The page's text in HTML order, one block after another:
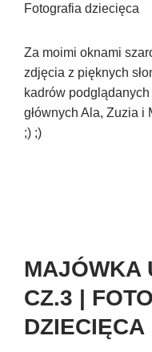
Fotografia dziecięca
Za moimi oknami
zdjęcia z pięknych
kadrów
głównych Ala, Zuzia i
;) ;)
MAJÓWKA
CZ.3 |
DZIECIĘCA